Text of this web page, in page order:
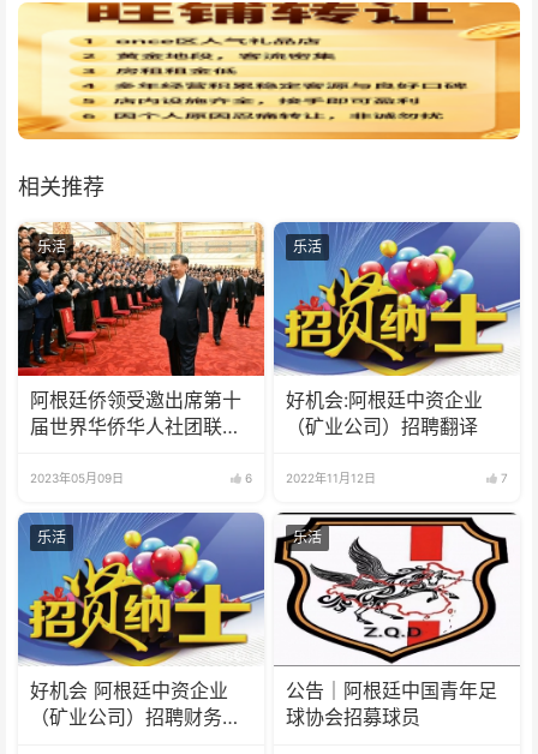
相关推荐
乐活
阿根廷侨领受邀出席第十
届世界华侨华人社团联谊
2023年05月09日 6
乐活
好机会:阿根廷中资企业
（矿业公司）招聘翻译
2022年11月12日 7
乐活
好机会 阿根廷中资企业
（矿业公司）招聘财务人
乐活
公告｜阿根廷中国青年足
球协会招募球员